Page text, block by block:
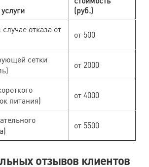
(руб.)
отказа от
от 500
сетки
от 2000
питания)
от 4000
от 5500
отзывов клиентов